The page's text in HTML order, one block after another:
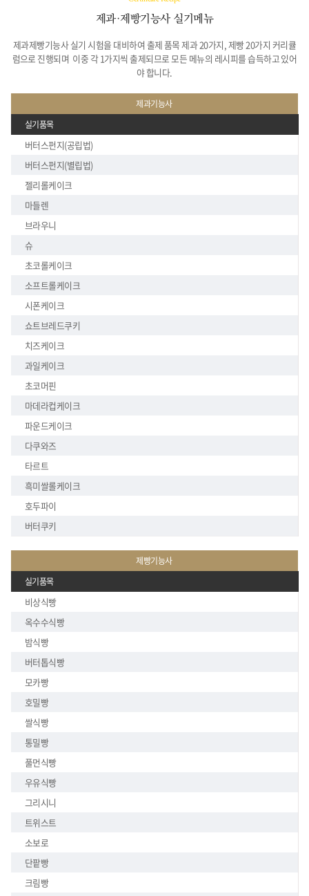
제과·제빵기능사 실기메뉴
제과제빵기능사 실기 시험을 대비하여 출제 품목 제과 20가지, 제빵 20가지 커리큘
럼으로 진행되며 이중 각 1가지씩 출제되므로 모든 메뉴의 레시피를 습득하고 있어
야 합니다.
제과기능사
실기품목
버터스펀지(공립법)
버터스펀지(별립법)
젤리롤케이크
마들렌
브라우니
슈
초코롤케이크
소프트롤케이크
시폰케이크
쇼트브레드쿠키
치즈케이크
과일케이크
초코머핀
마데라컵케이크
파운드케이크
다쿠와즈
타르트
흑미쌀롤케이크
호두파이
버터쿠키
제빵기능사
실기품목
비상식빵
옥수수식빵
밤식빵
버터톱식빵
모카빵
호밀빵
쌀식빵
통밀빵
풀먼식빵
우유식빵
그리시니
트위스트
소보로
단팥빵
크림빵